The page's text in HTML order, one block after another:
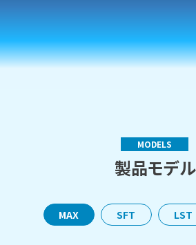
MODELS
製品モデル
MAX SFT LST